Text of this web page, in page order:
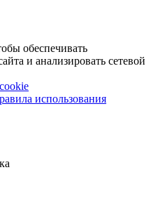
обеспечивать
и анализировать сетевой
использования